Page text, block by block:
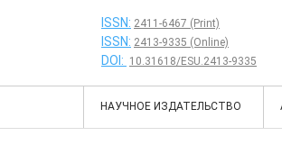
ISSN: 2411-6467 (Print)
ISSN: 2413-9335 (Online)
DOI: 10.31618/ESU.2413-9335
НАУЧНОЕ ИЗДАТЕЛЬСТВО